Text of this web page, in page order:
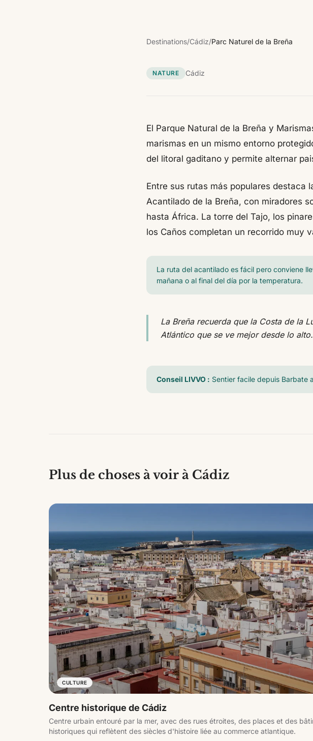
Destinations/Cádiz/Parc Naturel de la Breña
NATURE Cádiz
El Parque Natural de la Breña y
marismas en un mismo entorno
del litoral gaditano y permite alternar
Entre sus rutas más populares destaca
Acantilado de la Breña, con miradores
hasta África. La torre del Tajo, los
los Caños completan un recorrido muy
La ruta del acantilado es fácil pero conviene
mañana o al final del día por la temperatura.
La Breña recuerda que la Costa de la
Atlántico que se ve mejor desde lo alto.
Conseil LIVVO : Sentier facile depuis Barbate
Plus de choses à voir à Cádiz
CULTURE
Centre historique de Cádiz
Centre urbain entouré par la mer, avec des rues étroites, des places et des
historiques qui reflètent des siècles d'histoire liée au commerce atlantique.